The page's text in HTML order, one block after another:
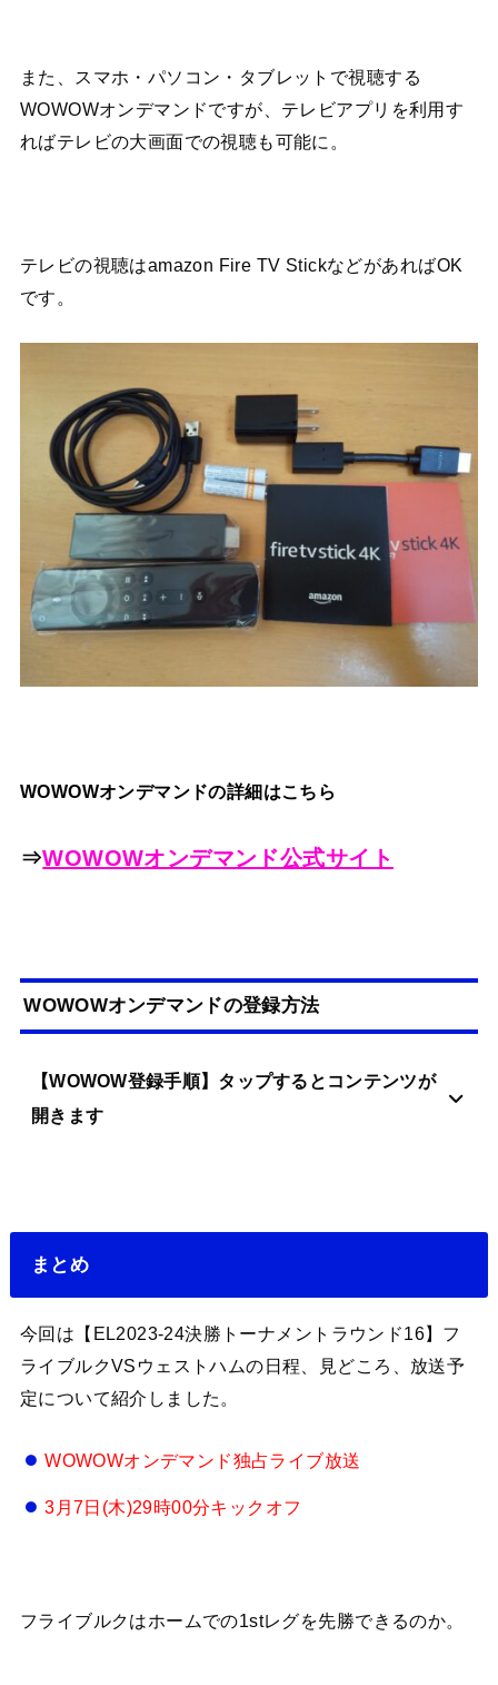
また、スマホ・パソコン・タブレットで視聴する
WOWOWオンデマンドですが、テレビアプリを利用す
ればテレビの大画面での視聴も可能に。
テレビの視聴はamazon Fire TV StickなどがあればOK
です。
WOWOWオンデマンドの詳細はこちら
⇒WOWOWオンデマンド公式サイト
WOWOWオンデマンドの登録方法
【WOWOW登録手順】タップするとコンテンツが
開きます
まとめ
今回は【EL2023-24決勝トーナメントラウンド16】フ
ライブルクVSウェストハムの日程、見どころ、放送予
定について紹介しました。
WOWOWオンデマンド独占ライブ放送
3月7日(木)29時00分キックオフ
フライブルクはホームでの1stレグを先勝できるのか。